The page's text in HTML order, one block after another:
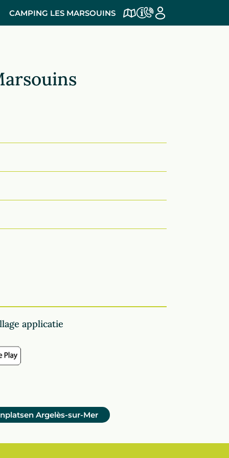
CAMPING LES MARSOUINS
applicatie
Argelès-sur-Mer